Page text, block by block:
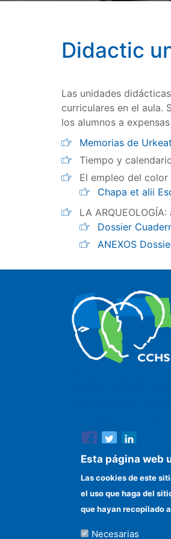
Didactic
Las unidades
curriculares en el aula.
los alumnos a
Memorias de
Tiempo y
El empleo del
Chapa et alii
LA
Dossier
ANEXOS
Esta página web
Las cookies de este
el uso que haga del
que hayan recopilado
Necesarias